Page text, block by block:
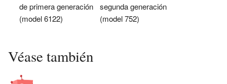
de primera generación
(model 6122)
segunda generación
(model 752)
Véase también